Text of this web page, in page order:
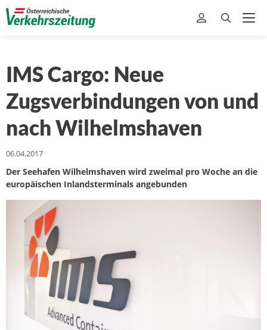
IMS Cargo: Neue
Zugsverbindungen von und
nach Wilhelmshaven
06.04.2017
Der Seehafen Wilhelmshaven wird zweimal pro Woche an die
europäischen Inlandsterminals angebunden